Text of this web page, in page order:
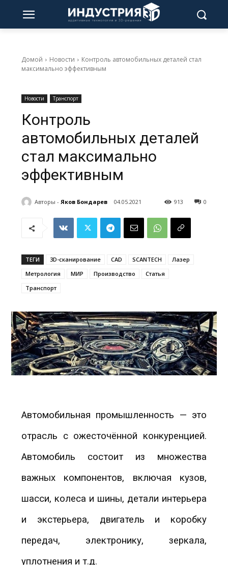
Домой Новости
Контроль автомобильных деталей стал
максимально эффективным
Новости Транспорт
Контроль
автомобильных деталей
стал максимально
эффективным
Авторы - Яков Бондарев 04.05.2021 0
913
ТЕГИ 3D-сканирование CAD SCANTECH
Лазер
Метрология
МИР Производство
Статья
Транспорт
Автомобильная промышленность — это
отрасль с ожесточённой конкуренцией.
Автомобиль состоит из множества
важных компонентов, включая кузов,
шасси, колеса и шины, детали интерьера
и экстерьера, двигатель и коробку
передач, электронику, зеркала,
уплотнения и т.д.